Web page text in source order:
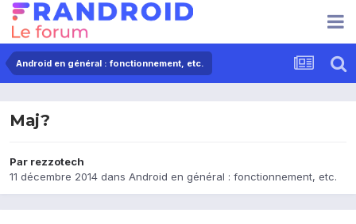
Android en général : fonctionnement, etc.
Maj?
Par rezzotech
11 décembre 2014 dans Android en général : fonctionnement, etc.